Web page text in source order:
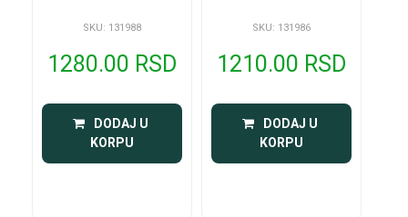
SKU: 131988
1280.00 RSD
DODAJ U
KORPU
SKU: 131986
1210.00 RSD
DODAJ U
KORPU